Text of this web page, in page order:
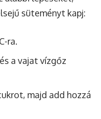
süteményt kapj:
ra.
a vajat vízgőz
majd add hozzá